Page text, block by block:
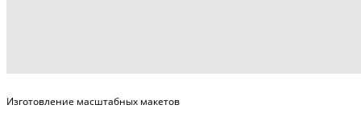
Изготовление масштабных макетов